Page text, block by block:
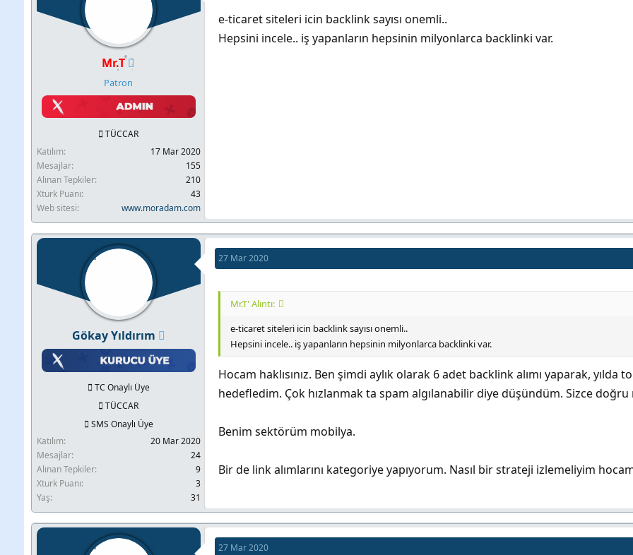
r
:
Mr.T
Patron
TÜCCAR
Katılım
17 Mar 2020
Mesajlar
155
Alınan Tepkiler
210
Xturk Puanı
43
Web sitesi
www.moradam.com
e-ticaret siteleri icin backlink sayısı onemli..
Hepsini incele.. iş yapanların hepsinin milyonlarca backlinki var.
Gökay Yıldırım
TC Onaylı Üye
TÜCCAR
SMS Onaylı Üye
Katılım
20 Mar 2020
Mesajlar
24
Alınan Tepkiler
9
Xturk Puanı
3
Yaş
31
27 Mar 2020
Mr.T' Alıntı:
e-ticaret siteleri icin backlink sayısı onemli..
Hepsini incele.. iş yapanların hepsinin milyonlarca backlinki var.
Hocam haklısınız. Ben şimdi aylık olarak 6 adet backlink alımı yaparak, yılda
hedefledim. Çok hızlanmak ta spam algılanabilir diye düşündüm. Sizce doğru
Benim sektörüm mobilya.
Bir de link alımlarını kategoriye yapıyorum. Nasıl bir strateji izlemeliyim
27 Mar 2020